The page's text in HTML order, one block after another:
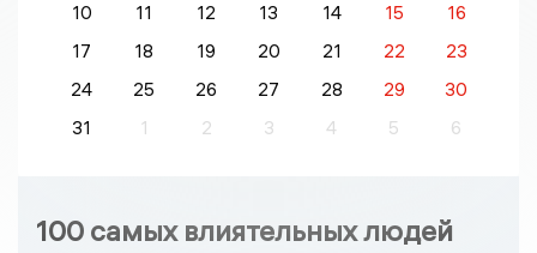
10
11 12 13 14 15
16
17
18 19 20 21 22
23
24
25 26 27 28 29
30
31
1 2 3 4 5 6
100 самых влиятельных людей